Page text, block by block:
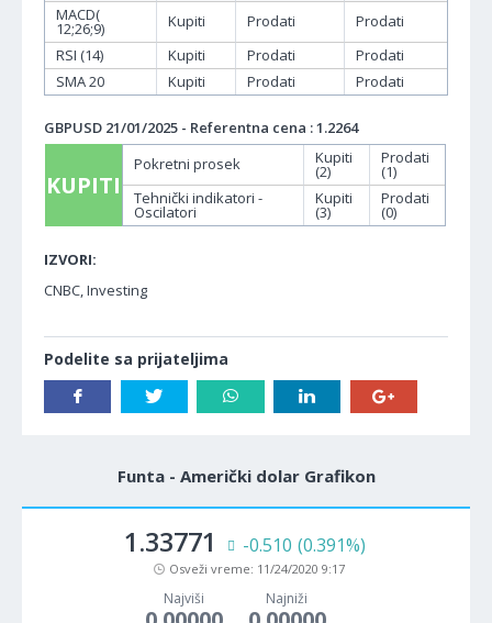
MACD(
12;26;9) Kupiti Prodati
Prodati
RSI (14)
Kupiti Prodati
Prodati
SMA 20
Kupiti Prodati Prodati
GBPUSD 21/01/2025 - Referentna cena : 1.2264
KUPITI
Pokretni prosek Kupiti
(2)
Prodati
(1)
Tehnički indikatori -
Oscilatori
Kupiti
(3)
Prodati
(0)
IZVORI:
CNBC, Investing
Podelite sa prijateljima
Funta - Američki dolar Grafikon
1.33771 -0.510 (0.391%)
Osveži vreme: 11/24/2020 9:17
Najviši Najniži